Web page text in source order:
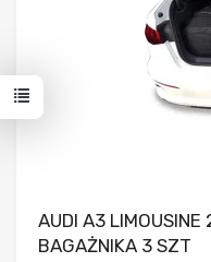
AUDI A3
BAGAŻNIKA 3 SZT